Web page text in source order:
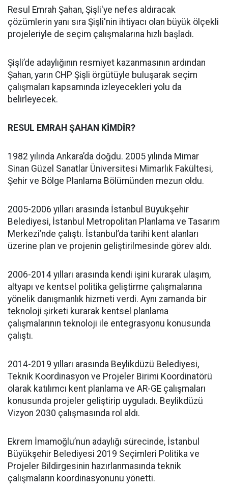
Resul Emrah Şahan, Şişli'ye nefes aldıracak
çözümlerin yanı sıra Şişli'nin ihtiyacı olan büyük ölçekli
projeleriyle de seçim çalışmalarına hızlı başladı.
Şişli’de adaylığının resmiyet kazanmasının ardından
Şahan, yarın CHP Şişli örgütüyle buluşarak seçim
çalışmaları kapsamında izleyecekleri yolu da
belirleyecek.
RESUL EMRAH ŞAHAN KİMDİR?
1982 yılında Ankara’da doğdu. 2005 yılında Mimar
Sinan Güzel Sanatlar Üniversitesi Mimarlık Fakültesi,
Şehir ve Bölge Planlama Bölümünden mezun oldu.
2005-2006 yılları arasında İstanbul Büyükşehir
Belediyesi, İstanbul Metropolitan Planlama ve Tasarım
Merkezi’nde çalıştı. İstanbul’da tarihi kent alanları
üzerine plan ve projenin geliştirilmesinde görev aldı.
2006-2014 yılları arasında kendi işini kurarak ulaşım,
altyapı ve kentsel politika geliştirme çalışmalarına
yönelik danışmanlık hizmeti verdi. Aynı zamanda bir
teknoloji şirketi kurarak kentsel planlama
çalışmalarının teknoloji ile entegrasyonu konusunda
çalıştı.
2014-2019 yılları arasında Beylikdüzü Belediyesi,
Teknik Koordinasyon ve Projeler Birimi Koordinatörü
olarak katılımcı kent planlama ve AR-GE çalışmaları
konusunda projeler geliştirip uyguladı. Beylikdüzü
Vizyon 2030 çalışmasında rol aldı.
Ekrem İmamoğlu’nun adaylığı sürecinde, İstanbul
Büyükşehir Belediyesi 2019 Seçimleri Politika ve
Projeler Bildirgesinin hazırlanmasında teknik
çalışmaların koordinasyonunu yönetti.